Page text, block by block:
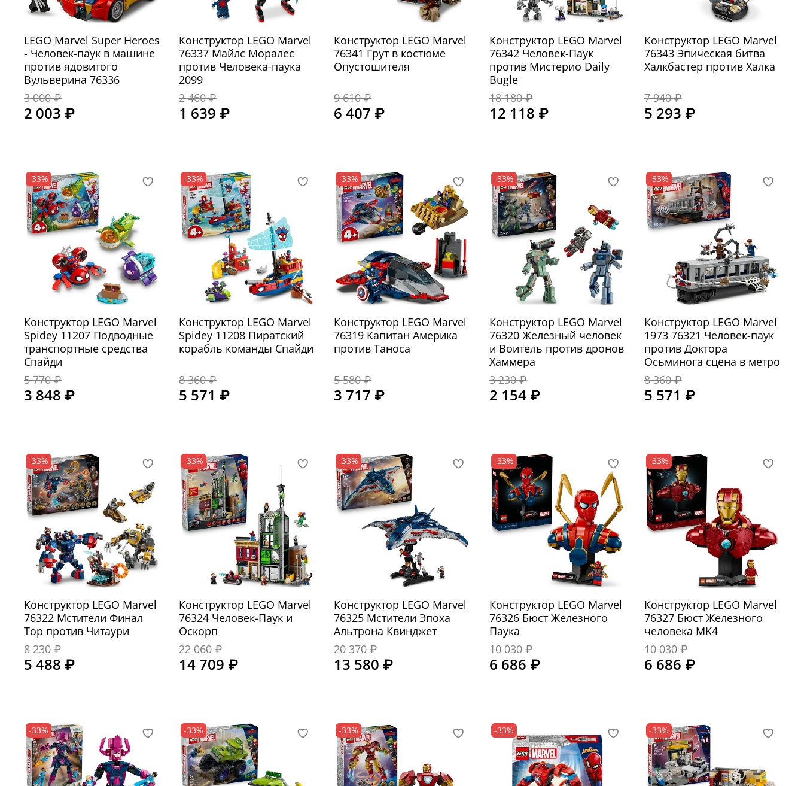
LEGO Marvel Super Heroes
- Человек-паук в машине
против ядовитого
Вульверина 76336
3 000 ₽
2 003 ₽
Конструктор LEGO Marvel
76337 Майлс Моралес
против Человека-паука
2099
2 460 ₽
1 639 ₽
Конструктор LEGO Marvel
76341 Грут в костюме
Опустошителя
9 610 ₽
6 407 ₽
Конструктор LEGO Marvel
76342 Человек-Паук
против Мистерио Daily
Bugle
18 180 ₽
12 118 ₽
Конструктор LEGO Marvel
76343 Эпическая битва
Халкбастер против Халка
7 940 ₽
5 293 ₽
-33%
Конструктор LEGO Marvel
Spidey 11207 Подводные
транспортные средства
Спайди
5 770 ₽
3 848 ₽
-33%
Конструктор LEGO Marvel
Spidey 11208 Пиратский
корабль команды Спайди
8 360 ₽
5 571 ₽
-33%
Конструктор LEGO Marvel
76319 Капитан Америка
против Таноса
5 580 ₽
3 717 ₽
-33%
Конструктор LEGO Marvel
76320 Железный человек
и Воитель против дронов
Хаммера
3 230 ₽
2 154 ₽
-33%
Конструктор LEGO Marvel
1973 76321 Человек-паук
против Доктора
Осьминога сцена в метро
8 360 ₽
5 571 ₽
-33%
Конструктор LEGO Marvel
76322 Мстители Финал
Тор против Читаури
8 230 ₽
5 488 ₽
-33%
Конструктор LEGO Marvel
76324 Человек-Паук и
Оскорп
22 060 ₽
14 709 ₽
-33%
Конструктор LEGO Marvel
76325 Мстители Эпоха
Альтрона Квинджет
20 370 ₽
13 580 ₽
-33%
Конструктор LEGO Marvel
76326 Бюст Железного
Паука
10 030 ₽
6 686 ₽
-33%
Конструктор LEGO Marvel
76327 Бюст Железного
человека MK4
10 030 ₽
6 686 ₽
-33% -33% -33% -33% -33%